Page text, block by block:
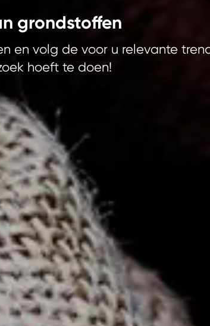
grondstoffen
en volg de voor u relevante
hoeft te doen!